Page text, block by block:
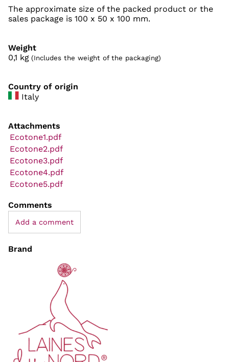
The approximate size of the packed product or the
sales package is 100 x 50 x 100 mm.
Weight
0,1 kg (Includes the weight of the packaging)
Country of origin
Italy
Attachments
Ecotone1.pdf
Ecotone2.pdf
Ecotone3.pdf
Ecotone4.pdf
Ecotone5.pdf
Comments
Add a comment
Brand